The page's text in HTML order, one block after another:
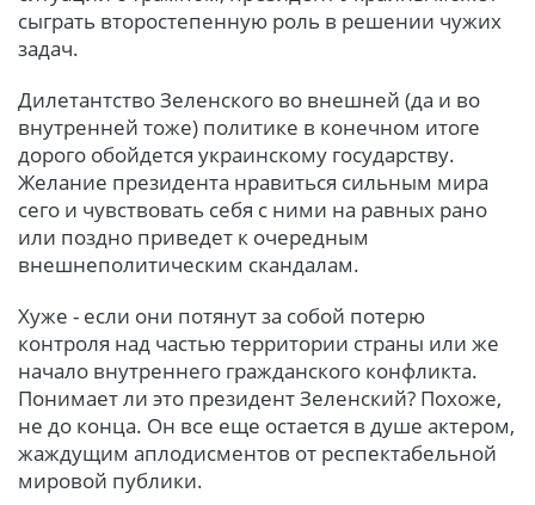
сыграть второстепенную роль в решении чужих
задач.
Дилетантство Зеленского во внешней (да и во
внутренней тоже) политике в конечном итоге
дорого обойдется украинскому государству.
Желание президента нравиться сильным мира
сего и чувствовать себя с ними на равных рано
или поздно приведет к очередным
внешнеполитическим скандалам.
Хуже - если они потянут за собой потерю
контроля над частью территории страны или же
начало внутреннего гражданского конфликта.
Понимает ли это президент Зеленский? Похоже,
не до конца. Он все еще остается в душе актером,
жаждущим аплодисментов от респектабельной
мировой публики.